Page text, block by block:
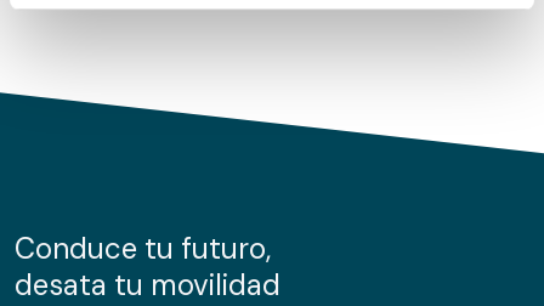
de cookies.
información sobre el uso que haga del sitio web con
nuestros partners de redes sociales, publicidad y análisis
Conduce tu futuro,
desata tu movilidad